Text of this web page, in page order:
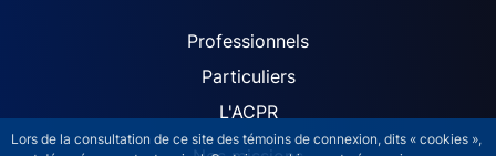
Lors de la consultation de ce site des témoins de connexion, dits « cookies »,
ACPR site navigation
Professionnels
Particuliers
L'ACPR